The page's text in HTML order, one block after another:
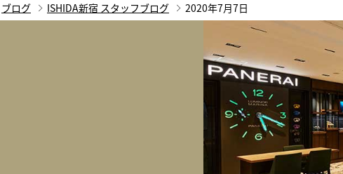
G H I J K L M
amazfit
アマズフィット
ARMINSTROM
アーミンシュトローム
買取り・下取り・委託サービスについて
検索
ヴィンテージブランド一覧はこちら
Luxury Time Lounge
SIX IWC 表参道ブティック
会社概要
ご来店の予約 オンライン相談
ブログ ISHIDA新宿 スタッフブログ 2020年7月7日